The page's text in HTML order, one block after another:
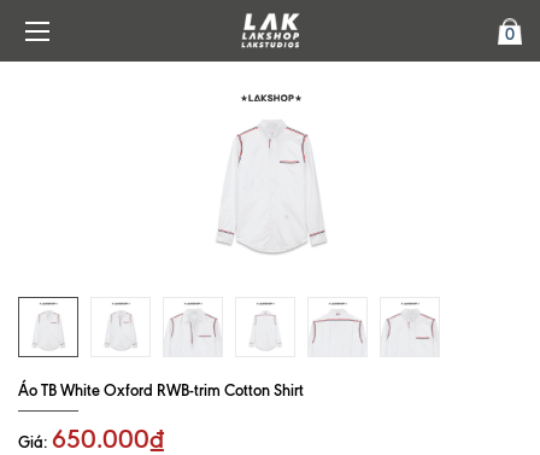
0
Áo TB White Oxford RWB-trim Cotton Shirt
Giá: 650.000₫